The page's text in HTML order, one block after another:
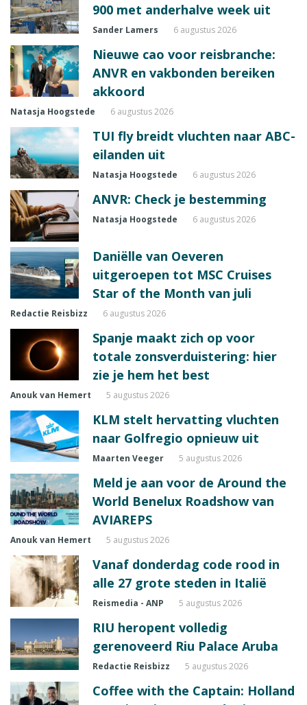
900 met anderhalve week uit
Sander Lamers 6 augustus 2026
Nieuwe cao voor reisbranche:
ANVR en vakbonden bereiken
akkoord
Natasja Hoogstede 6 augustus 2026
TUI fly breidt vluchten naar ABC-
eilanden uit
Natasja Hoogstede 6 augustus 2026
ANVR: Check je bestemming
Natasja Hoogstede 6 augustus 2026
Daniëlle van Oeveren
uitgeroepen tot MSC Cruises
Star of the Month van juli
Redactie Reisbizz 6 augustus 2026
Spanje maakt zich op voor
totale zonsverduistering: hier
zie je hem het best
Anouk van Hemert 5 augustus 2026
KLM stelt hervatting vluchten
naar Golfregio opnieuw uit
Maarten Veeger 5 augustus 2026
Meld je aan voor de Around the
World Benelux Roadshow van
AVIAREPS
Anouk van Hemert 5 augustus 2026
Vanaf donderdag code rood in
alle 27 grote steden in Italië
Reismedia - ANP 5 augustus 2026
RIU heropent volledig
gerenoveerd Riu Palace Aruba
Redactie Reisbizz 5 augustus 2026
Coffee with the Captain: Holland